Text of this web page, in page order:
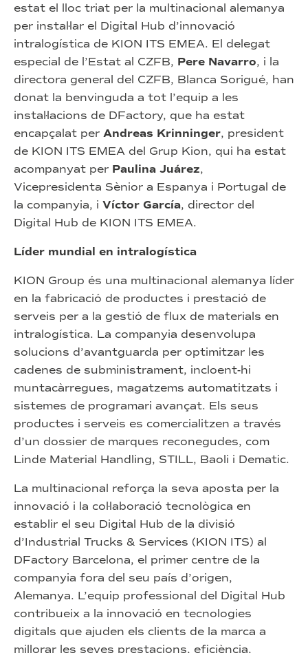
estat el lloc triat per la multinacional alemanya
per instal·lar el Digital Hub d’innovació
intralogística de KION ITS EMEA. El delegat
especial de l’Estat al CZFB, Pere Navarro, i la
directora general del CZFB, Blanca Sorigué, han
donat la benvinguda a tot l’equip a les
instal·lacions de DFactory, que ha estat
encapçalat per Andreas Krinninger, president
de KION ITS EMEA del Grup Kion, qui ha estat
acompanyat per Paulina Juárez,
Vicepresidenta Sènior a Espanya i Portugal de
la companyia, i Víctor García, director del
Digital Hub de KION ITS EMEA.
Líder mundial en intralogística
KION Group és una multinacional alemanya líder
en la fabricació de productes i prestació de
serveis per a la gestió de flux de materials en
intralogística. La companyia desenvolupa
solucions d’avantguarda per optimitzar les
cadenes de subministrament, incloent-hi
muntacàrregues, magatzems automatitzats i
sistemes de programari avançat. Els seus
productes i serveis es comercialitzen a través
d’un dossier de marques reconegudes, com
Linde Material Handling, STILL, Baoli i Dematic.
La multinacional reforça la seva aposta per la
innovació i la col·laboració tecnològica en
establir el seu Digital Hub de la divisió
d’Industrial Trucks & Services (KION ITS) al
DFactory Barcelona, el primer centre de la
companyia fora del seu país d’origen,
Alemanya. L’equip professional del Digital Hub
contribueix a la innovació en tecnologies
digitals que ajuden els clients de la marca a
millorar les seves prestacions, eficiència,